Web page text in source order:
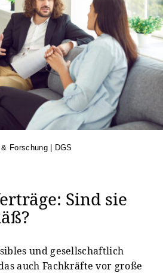
Forschung | DGS
Sind sie
und gesellschaftlich
auch Fachkräfte vor große